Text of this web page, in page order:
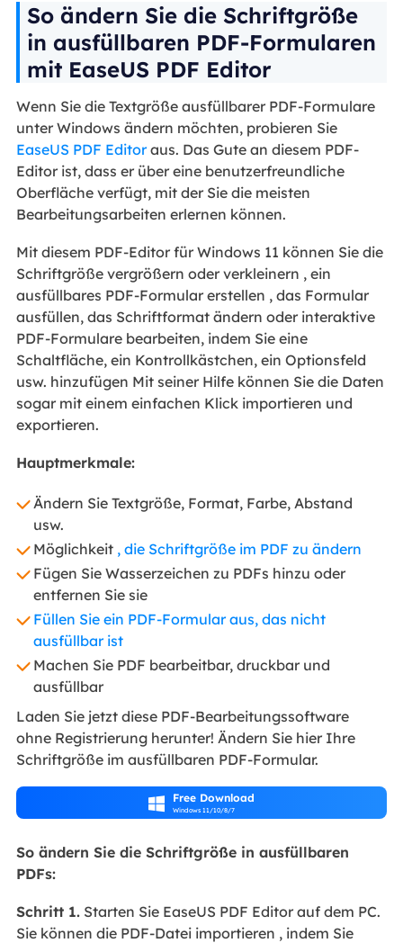
So ändern Sie die Schriftgröße
in ausfüllbaren PDF-Formularen
mit EaseUS PDF Editor
Wenn Sie die Textgröße ausfüllbarer PDF-Formulare
unter Windows ändern möchten, probieren Sie
EaseUS PDF Editoraus. Das Gute an diesem PDF-
Editor ist, dass er über eine benutzerfreundliche
Oberfläche verfügt, mit der Sie die meisten
Bearbeitungsarbeiten erlernen können.
Mit diesem PDF-Editor für Windows 11 können Sie die
Schriftgröße vergrößern oder verkleinern , ein
ausfüllbares PDF-Formular erstellen , das Formular
ausfüllen, das Schriftformat ändern oder interaktive
PDF-Formulare bearbeiten, indem Sie eine
Schaltfläche, ein Kontrollkästchen, ein Optionsfeld
usw. hinzufügen Mit seiner Hilfe können Sie die Daten
sogar mit einem einfachen Klick importieren und
exportieren.
Hauptmerkmale:
Ändern Sie Textgröße, Format, Farbe, Abstand
usw.
Möglichkeit , die Schriftgröße im PDF zu ändern
Fügen Sie Wasserzeichen zu PDFs hinzu oder
entfernen Sie sie
Füllen Sie ein PDF-Formular aus, das nicht
ausfüllbar ist
Machen Sie PDF bearbeitbar, druckbar und
ausfüllbar
Laden Sie jetzt diese PDF-Bearbeitungssoftware
ohne Registrierung herunter! Ändern Sie hier Ihre
Schriftgröße im ausfüllbaren PDF-Formular.
 Free Download
Windows 11/10/8/7
So ändern Sie die Schriftgröße in ausfüllbaren
PDFs:
Schritt 1.Starten Sie EaseUS PDF Editor auf dem PC.
Sie können die PDF-Datei importieren , indem Sie